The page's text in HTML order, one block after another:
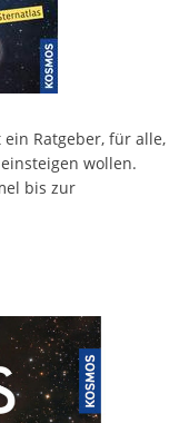
Ratgeber, für alle,
wollen.
bis zur